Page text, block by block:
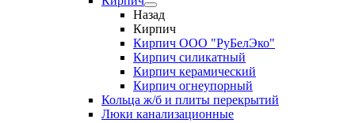
Назад
Кирпич
Кирпич ООО "РуБелЭко"
Кирпич силикатный
Кирпич керамический
Кирпич огнеупорный
Кольца ж/б и плиты перекрытий
Люки канализационные